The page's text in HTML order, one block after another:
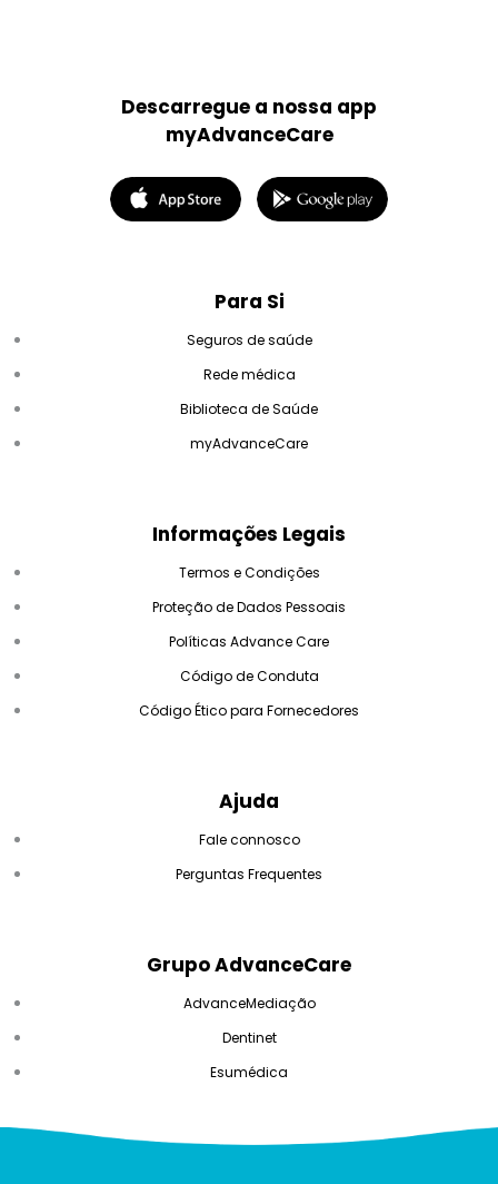
Para Si
Seguros de saúde
Rede médica
Biblioteca de Saúde
myAdvanceCare
Informações Legais
Termos e Condições
Proteção de Dados Pessoais
Políticas Advance Care
Código de Conduta
Código Ético para Fornecedores
Ajuda
Fale connosco
Perguntas Frequentes
Grupo AdvanceCare
AdvanceMediação
Dentinet
Esumédica
Descarregue a nossa app
myAdvanceCare